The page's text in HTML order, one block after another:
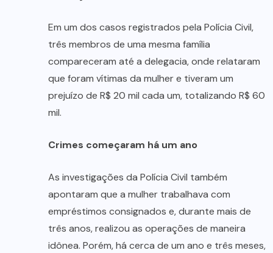
Em um dos casos registrados pela Polícia Civil,
três membros de uma mesma família
compareceram até a delegacia, onde relataram
que foram vítimas da mulher e tiveram um
prejuízo de R$ 20 mil cada um, totalizando R$ 60
mil.
Crimes começaram há um ano
As investigações da Polícia Civil também
apontaram que a mulher trabalhava com
empréstimos consignados e, durante mais de
três anos, realizou as operações de maneira
idônea. Porém, há cerca de um ano e três meses,